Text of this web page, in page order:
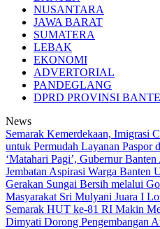
NUSANTARA
JAWA BARAT
SUMATERA
LEBAK
EKONOMI
ADVERTORIAL
PANDEGLANG
DPRD PROVINSI
News
Semarak Kemerdekaan, Imigrasi
untuk Permudah Layanan Paspor
‘Matahari Pagi’, Gubernur
Jembatan Aspirasi Warga Banten
Gerakan Sungai Bersih melalui
Masyarakat Sri Mulyani Juara I
Semarak HUT ke-81 RI Makin
Dimyati Dorong Pengembangan